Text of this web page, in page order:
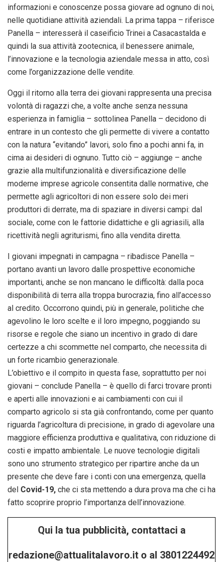
informazioni e conoscenze possa giovare ad ognuno di noi,
nelle quotidiane attività aziendali. La prima tappa – riferisce
Panella – interesserà il caseificio Trinei a Casacastalda e
quindi la sua attività zootecnica, il benessere animale,
l’innovazione e la tecnologia aziendale messa in atto, così
come l’organizzazione delle vendite.
Oggi il ritorno alla terra dei giovani rappresenta una precisa
volontà di ragazzi che, a volte anche senza nessuna
esperienza in famiglia – sottolinea Panella – decidono di
entrare in un contesto che gli permette di vivere a contatto
con la natura “evitando” lavori, solo fino a pochi anni fa, in
cima ai desideri di ognuno. Tutto ciò – aggiunge – anche
grazie alla multifunzionalità e diversificazione delle
moderne imprese agricole consentita dalle normative, che
permette agli agricoltori di non essere solo dei meri
produttori di derrate, ma di spaziare in diversi campi: dal
sociale, come con le fattorie didattiche e gli agriasili, alla
ricettività negli agriturismi, fino alla vendita diretta.
I giovani impegnati in campagna – ribadisce Panella –
portano avanti un lavoro dalle prospettive economiche
importanti, anche se non mancano le difficoltà: dalla poca
disponibilità di terra alla troppa burocrazia, fino all’accesso
al credito. Occorrono quindi, più in generale, politiche che
agevolino le loro scelte e il loro impegno, poggiando su
risorse e regole che siano un incentivo in grado di dare
certezze a chi scommette nel comparto, che necessita di
un forte ricambio generazionale.
L’obiettivo e il compito in questa fase, soprattutto per noi
giovani – conclude Panella – è quello di farci trovare pronti
e aperti alle innovazioni e ai cambiamenti con cui il
comparto agricolo si sta già confrontando, come per quanto
riguarda l’agricoltura di precisione, in grado di agevolare una
maggiore efficienza produttiva e qualitativa, con riduzione di
costi e impatto ambientale. Le nuove tecnologie digitali
sono uno strumento strategico per ripartire anche da un
presente che deve fare i conti con una emergenza, quella
del Covid-19, che ci sta mettendo a dura prova ma che ci ha
fatto scoprire proprio l’importanza dell’innovazione.
Qui la tua pubblicità, contattaci a
redazione@attualitalavoro.it o al 3801224492